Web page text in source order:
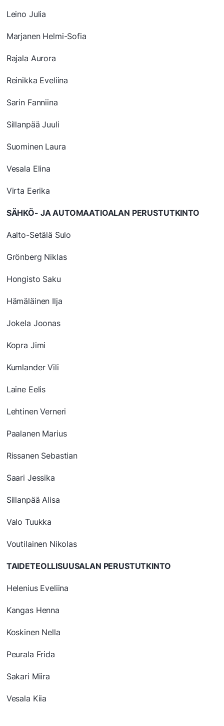
Leino Julia
Marjanen Helmi-Sofia
Rajala Aurora
Reinikka Eveliina
Sarin Fanniina
Sillanpää Juuli
Suominen Laura
Vesala Elina
Virta Eerika
SÄHKÖ- JA AUTOMAATIOALAN PERUSTUTKINTO
Aalto-Setälä Sulo
Grönberg Niklas
Hongisto Saku
Hämäläinen Ilja
Jokela Joonas
Kopra Jimi
Kumlander Vili
Laine Eelis
Lehtinen Verneri
Paalanen Marius
Rissanen Sebastian
Saari Jessika
Sillanpää Alisa
Valo Tuukka
Voutilainen Nikolas
TAIDETEOLLISUUSALAN PERUSTUTKINTO
Helenius Eveliina
Kangas Henna
Koskinen Nella
Peurala Frida
Sakari Miira
Vesala Kiia